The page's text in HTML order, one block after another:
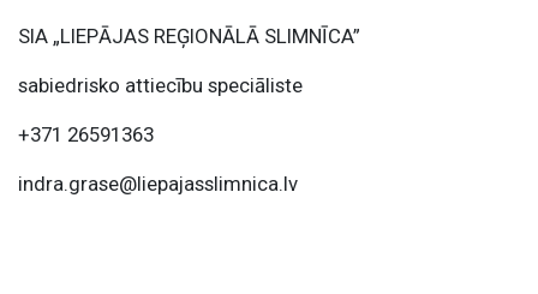
SIA „LIEPĀJAS REĢIONĀLĀ SLIMNĪCA”
sabiedrisko attiecību speciāliste
+371 26591363
indra.grase@liepajasslimnica.lv